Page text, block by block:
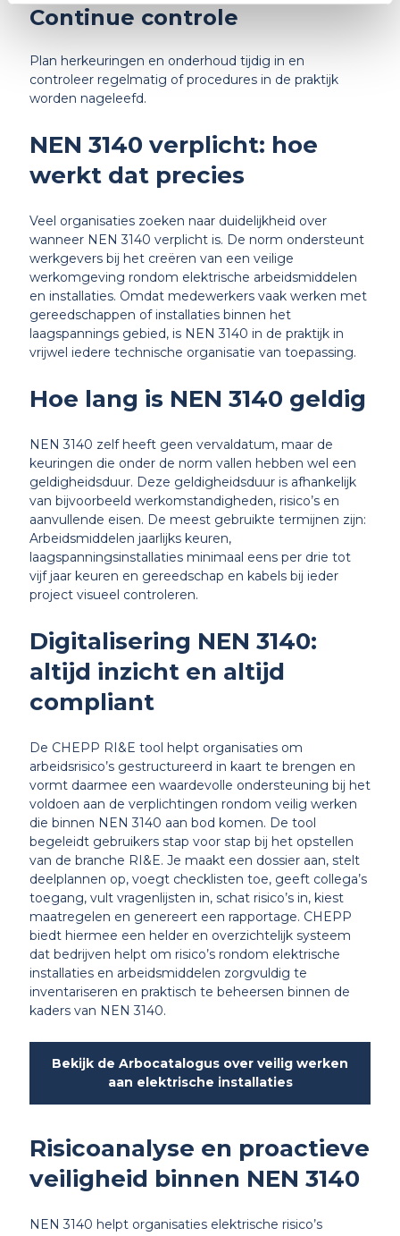
Continue controle
Plan herkeuringen en onderhoud tijdig in en
controleer regelmatig of procedures in de praktijk
worden nageleefd.
NEN 3140 verplicht: hoe
werkt dat precies
Veel organisaties zoeken naar duidelijkheid over
wanneer NEN 3140 verplicht is. De norm ondersteunt
werkgevers bij het creëren van een veilige
werkomgeving rondom elektrische arbeidsmiddelen
en installaties. Omdat medewerkers vaak werken met
gereedschappen of installaties binnen het
laagspannings gebied, is NEN 3140 in de praktijk in
vrijwel iedere technische organisatie van toepassing.
Hoe lang is NEN 3140 geldig
NEN 3140 zelf heeft geen vervaldatum, maar de
keuringen die onder de norm vallen hebben wel een
geldigheidsduur. Deze geldigheidsduur is afhankelijk
van bijvoorbeeld werkomstandigheden, risico’s en
aanvullende eisen. De meest gebruikte termijnen zijn:
Arbeidsmiddelen jaarlijks keuren,
laagspanningsinstallaties minimaal eens per drie tot
vijf jaar keuren en gereedschap en kabels bij ieder
project visueel controleren.
Digitalisering NEN 3140:
altijd inzicht en altijd
compliant
De CHEPP RI&E tool helpt organisaties om
arbeidsrisico’s gestructureerd in kaart te brengen en
vormt daarmee een waardevolle ondersteuning bij het
voldoen aan de verplichtingen rondom veilig werken
die binnen NEN 3140 aan bod komen. De tool
begeleidt gebruikers stap voor stap bij het opstellen
van de branche RI&E. Je maakt een dossier aan, stelt
deelplannen op, voegt checklisten toe, geeft collega’s
toegang, vult vragenlijsten in, schat risico’s in, kiest
maatregelen en genereert een rapportage. CHEPP
biedt hiermee een helder en overzichtelijk systeem
dat bedrijven helpt om risico’s rondom elektrische
installaties en arbeidsmiddelen zorgvuldig te
inventariseren en praktisch te beheersen binnen de
kaders van NEN 3140.
Bekijk de Arbocatalogus over veilig werken
aan elektrische installaties
Risicoanalyse en proactieve
veiligheid binnen NEN 3140
NEN 3140 helpt organisaties elektrische risico’s